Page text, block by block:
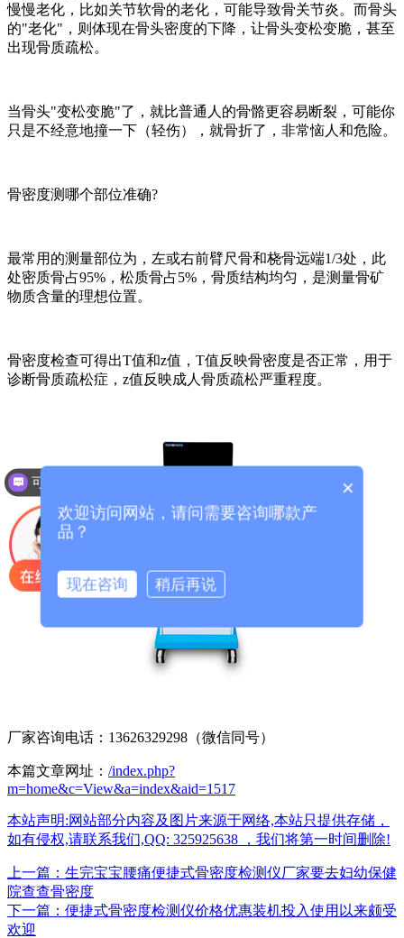
慢慢老化，比如关节软骨的老化，可能导致骨关节炎。而骨头
的"老化"，则体现在骨头密度的下降，让骨头变松变脆，甚至
出现骨质疏松。
当骨头"变松变脆"了，就比普通人的骨骼更容易断裂，可能你
只是不经意地撞一下（轻伤），就骨折了，非常恼人和危险。
骨密度测哪个部位准确?
最常用的测量部位为，左或右前臂尺骨和桡骨远端1/3处，此
处密质骨占95%，松质骨占5%，骨质结构均匀，是测量骨矿
物质含量的理想位置。
骨密度检查可得出T值和z值，T值反映骨密度是否正常，用于
诊断骨质疏松症，z值反映成人骨质疏松严重程度。
厂家咨询电话：13626329298（微信同号）
本篇文章网址： /index.php?
m=home&c=View&a=index&aid=1517
本站声明:网站部分内容及图片来源于网络,本站只提供存储，
如有侵权,请联系我们,QQ: 325925638 ，我们将第一时间删除!
上一篇：生完宝宝腰痛便捷式骨密度检测仪厂家要去妇幼保健
院查查骨密度
下一篇：便捷式骨密度检测仪价格优惠装机投入使用以来颇受
欢迎
×
欢迎访问网站，请问需要咨询哪款产
品？
现在咨询 稍后再说